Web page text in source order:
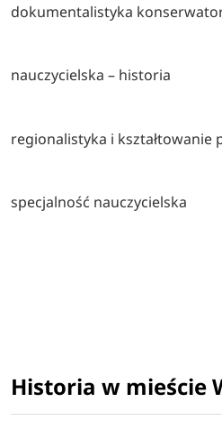
dokumentalistyka
nauczycielska – historia
regionalistyka i kształtowanie
specjalność nauczycielska
Historia w mieście